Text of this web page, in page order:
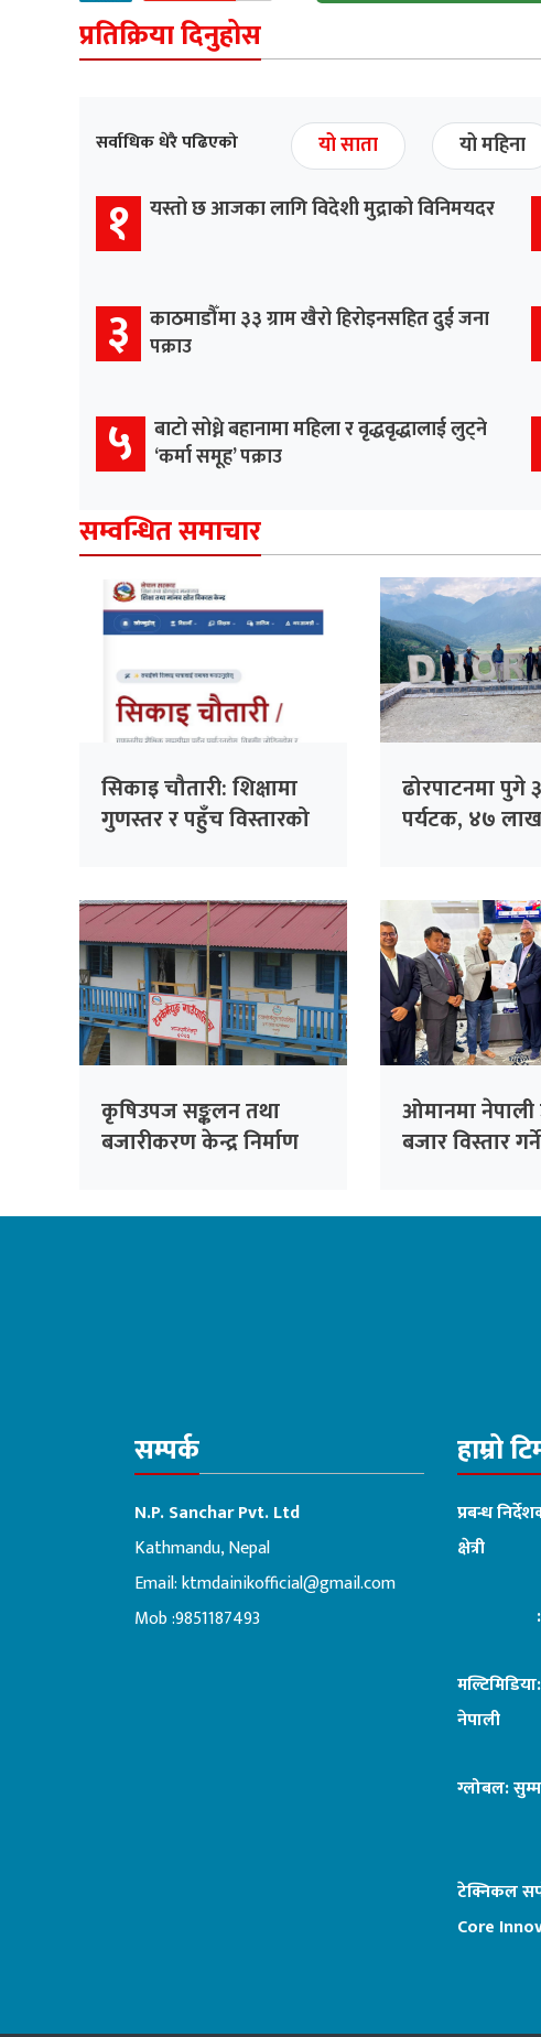
प्रतिक्रिया दिनुहोस
सर्वाधिक धेरै पढिएको यो साता यो महिना
१ यस्तो छ आजका लागि विदेशी मुद्राको विनिमयदर
३
काठमाडौँमा ३३ ग्राम खैरो हिरोइनसहित दुई जना
पक्राउ
५
बाटो सोध्ने बहानामा महिला र वृद्धवृद्धालाई लुट्ने
‘कर्मा समूह’ पक्राउ
सम्वन्धित समाचार
सिकाइ चौतारी: शिक्षामा
गुणस्तर र पहुँच विस्तारको
ढोरपाटनमा पुगे
पर्यटक, ४७
कृषिउपज सङ्कलन तथा
बजारीकरण केन्द्र निर्माण
ओमानमा नेपाली
बजार विस्तार गर्ने
सम्पर्क
N.P. Sanchar Pvt. Ltd
Kathmandu, Nepal
Email:ktmdainikofficial@gmail.com
Mob :9851187493
हाम्रो
प्रबन्ध
क्षेत्री
नेपाली
ग्लोबल:
टेक्निकल
Core